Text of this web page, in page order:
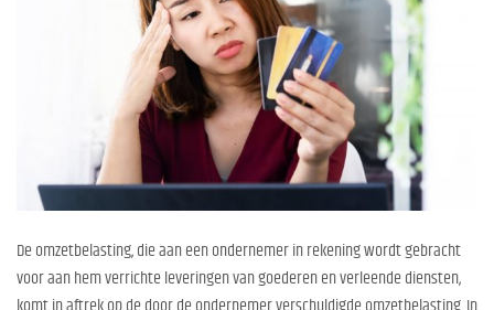
De omzetbelasting, die aan een ondernemer in rekening wordt gebracht
voor aan hem verrichte leveringen van goederen en verleende diensten,